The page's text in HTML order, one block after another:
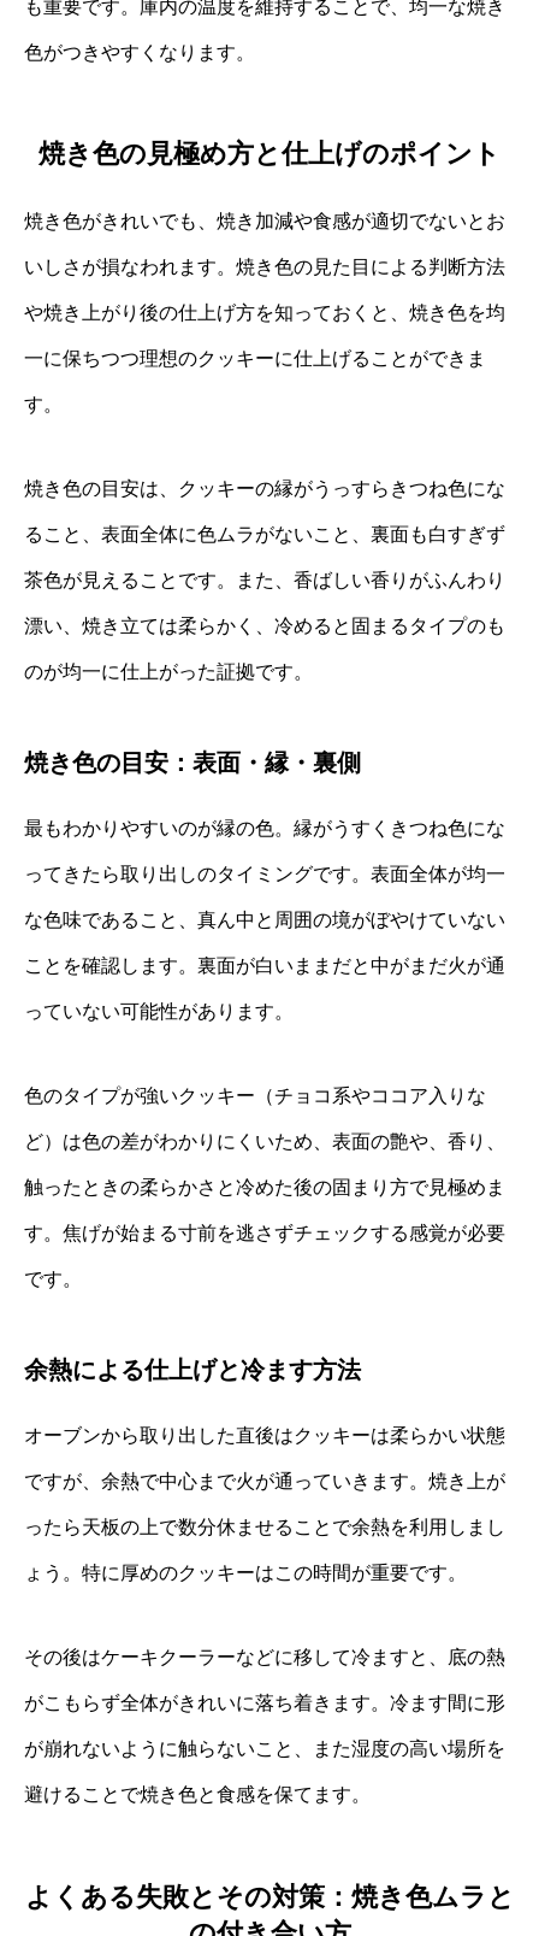
も重要です。庫内の温度を維持することで、均一な焼き
色がつきやすくなります。
焼き色の見極め方と仕上げのポイント
焼き色がきれいでも、焼き加減や食感が適切でないとお
いしさが損なわれます。焼き色の見た目による判断方法
や焼き上がり後の仕上げ方を知っておくと、焼き色を均
一に保ちつつ理想のクッキーに仕上げることができま
す。
焼き色の目安は、クッキーの縁がうっすらきつね色にな
ること、表面全体に色ムラがないこと、裏面も白すぎず
茶色が見えることです。また、香ばしい香りがふんわり
漂い、焼き立ては柔らかく、冷めると固まるタイプのも
のが均一に仕上がった証拠です。
焼き色の目安：表面・縁・裏側
最もわかりやすいのが縁の色。縁がうすくきつね色にな
ってきたら取り出しのタイミングです。表面全体が均一
な色味であること、真ん中と周囲の境がぼやけていない
ことを確認します。裏面が白いままだと中がまだ火が通
っていない可能性があります。
色のタイプが強いクッキー（チョコ系やココア入りな
ど）は色の差がわかりにくいため、表面の艶や、香り、
触ったときの柔らかさと冷めた後の固まり方で見極めま
す。焦げが始まる寸前を逃さずチェックする感覚が必要
です。
余熱による仕上げと冷ます方法
オーブンから取り出した直後はクッキーは柔らかい状態
ですが、余熱で中心まで火が通っていきます。焼き上が
ったら天板の上で数分休ませることで余熱を利用しまし
ょう。特に厚めのクッキーはこの時間が重要です。
その後はケーキクーラーなどに移して冷ますと、底の熱
がこもらず全体がきれいに落ち着きます。冷ます間に形
が崩れないように触らないこと、また湿度の高い場所を
避けることで焼き色と食感を保てます。
よくある失敗とその対策：焼き色ムラと